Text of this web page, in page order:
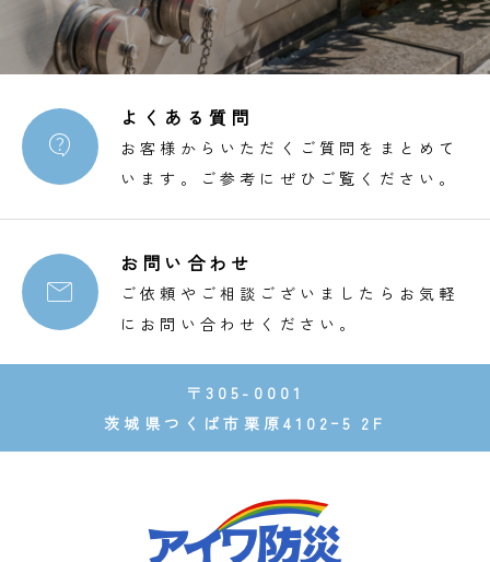

よくある質問
お客様からいただくご質問をまとめて
います。ご参考にぜひご覧ください。

お問い合わせ
ご依頼やご相談ございましたらお気軽
にお問い合わせください。
〒305-0001
茨城県つくば市栗原4102ｰ5 2F